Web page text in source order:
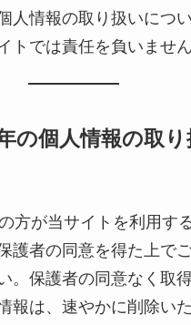
人情報の取り扱いにつ
トでは責任を負いません
の個人情報の取り
方が当サイトを利用す
護者の同意を得た上で
。保護者の同意なく取
報は、速やかに削除い